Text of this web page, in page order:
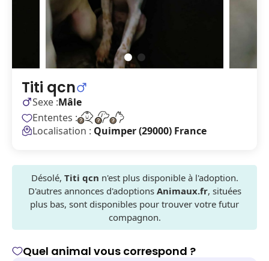
Titi qcn
Sexe :Mâle
Ententes :
Localisation : Quimper (29000) France
Désolé, Titi qcn n'est plus disponible à l'adoption.
D'autres annonces d'adoptions Animaux.fr, situées
plus bas, sont disponibles pour trouver votre futur
compagnon.
Quel animal vous correspond ?